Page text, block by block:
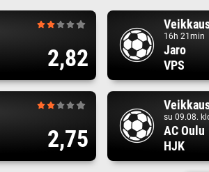
2,82
16h 21min
Jaro
VPS
2,75
su 09.08.
AC Oulu
HJK